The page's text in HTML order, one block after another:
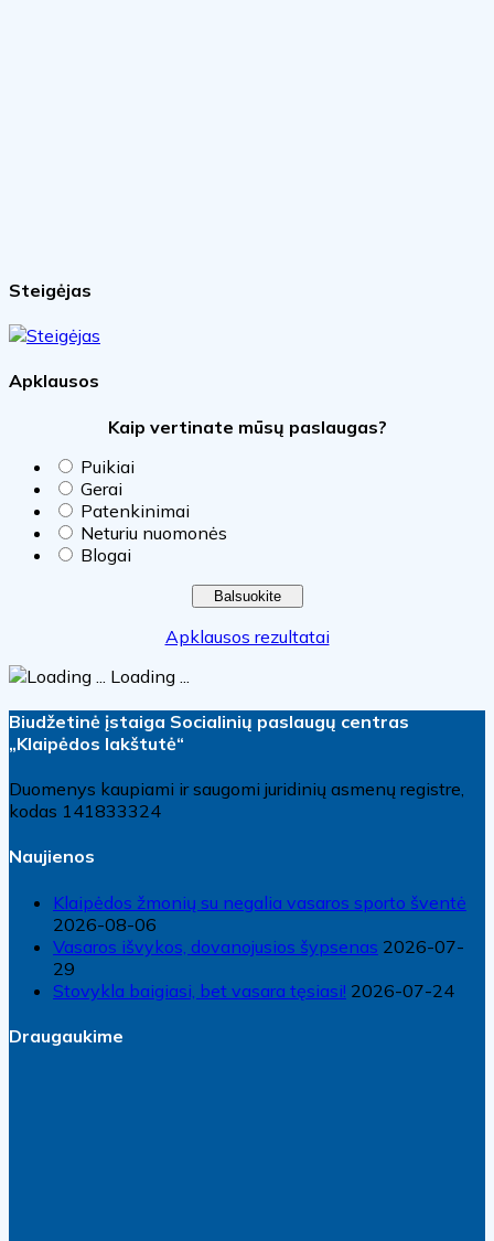
Steigėjas
Apklausos
Kaip vertinate mūsų paslaugas?
Puikiai
Gerai
Patenkinimai
Neturiu nuomonės
Blogai
Apklausos rezultatai
Loading ...
Biudžetinė įstaiga Socialinių paslaugų centras
„Klaipėdos lakštutė“
Duomenys kaupiami ir saugomi juridinių asmenų registre,
kodas 141833324
Naujienos
Klaipėdos žmonių su negalia vasaros sporto šventė
2026-08-06
Vasaros išvykos, dovanojusios šypsenas 2026-07-
29
Stovykla baigiasi, bet vasara tęsiasi! 2026-07-24
Draugaukime